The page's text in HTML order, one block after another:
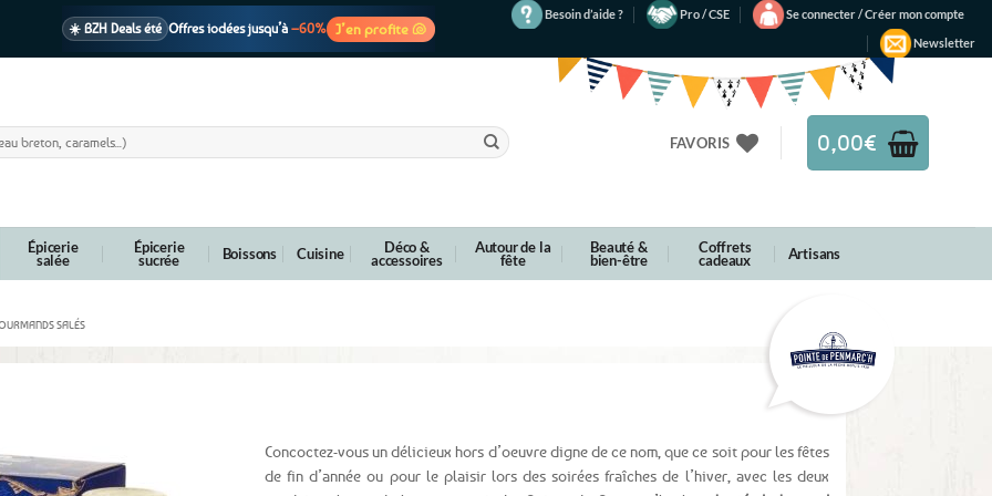
☀️ BZH Deals été Offres iodées jusqu’à –60% J’en profite 🐚
Besoin d’aide ? Pro / CSE
Se connecter / Créer mon compte
Newsletter
FAVORIS 0,00€
Épicerie
salée
Épicerie
sucrée Boissons Cuisine Déco &
accessoires
Autour de la
fête
Beauté &
bien-être
Coffrets
cadeaux Artisans
SALÉS
Concoctez-vous un délicieux hors d’oeuvre digne de ce nom, que ce soit pour les fêtes
de fin d’année ou pour le plaisir lors des soirées fraîches de l’hiver, avec les deux